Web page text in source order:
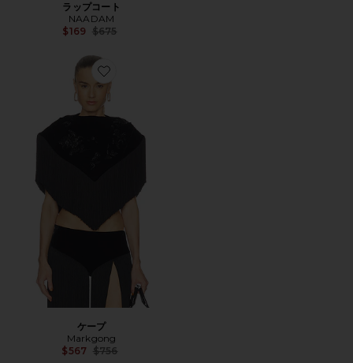
ラップコート
NAADAM
$169 Previous price:
$675
Favorite ケープ
ケープ
Markgong
$567 Previous price:
$756